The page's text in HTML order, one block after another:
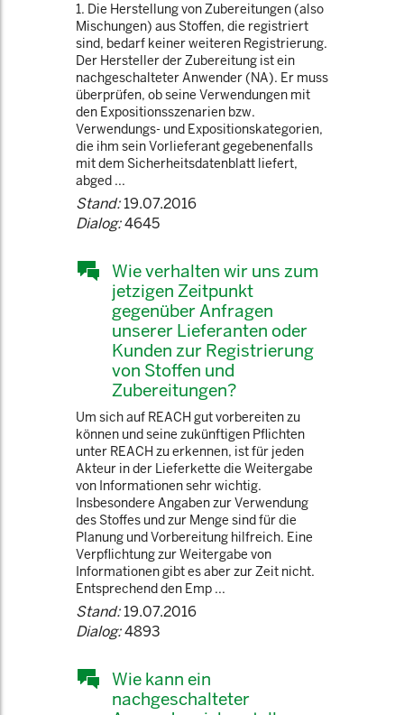
1. Die Herstellung von Zubereitungen (also
Mischungen) aus Stoffen, die registriert
sind, bedarf keiner weiteren Registrierung.
Der Hersteller der Zubereitung ist ein
nachgeschalteter Anwender (NA). Er muss
überprüfen, ob seine Verwendungen mit
den Expositionsszenarien bzw.
Verwendungs- und Expositionskategorien,
die ihm sein Vorlieferant gegebenenfalls
mit dem Sicherheitsdatenblatt liefert,
abged ...
Stand:19.07.2016
Dialog:4645
Wie verhalten wir uns zum
jetzigen Zeitpunkt
gegenüber Anfragen
unserer Lieferanten oder
Kunden zur Registrierung
von Stoffen und
Zubereitungen?
Um sich auf REACH gut vorbereiten zu
können und seine zukünftigen Pflichten
unter REACH zu erkennen, ist für jeden
Akteur in der Lieferkette die Weitergabe
von Informationen sehr wichtig.
Insbesondere Angaben zur Verwendung
des Stoffes und zur Menge sind für die
Planung und Vorbereitung hilfreich. Eine
Verpflichtung zur Weitergabe von
Informationen gibt es aber zur Zeit nicht.
Entsprechend den Emp ...
Stand:19.07.2016
Dialog:4893
Wie kann ein
nachgeschalteter